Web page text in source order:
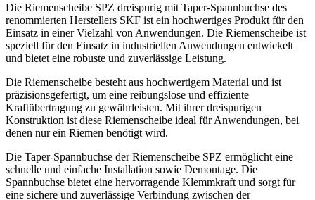
Die Riemenscheibe SPZ dreispurig mit Taper-Spannbuchse des
renommierten Herstellers SKF ist ein hochwertiges Produkt für den
Einsatz in einer Vielzahl von Anwendungen. Die Riemenscheibe ist
speziell für den Einsatz in industriellen Anwendungen entwickelt
und bietet eine robuste und zuverlässige Leistung.
Die Riemenscheibe besteht aus hochwertigem Material und ist
präzisionsgefertigt, um eine reibungslose und effiziente
Kraftübertragung zu gewährleisten. Mit ihrer dreispurigen
Konstruktion ist diese Riemenscheibe ideal für Anwendungen, bei
denen nur ein Riemen benötigt wird.
Die Taper-Spannbuchse der Riemenscheibe SPZ ermöglicht eine
schnelle und einfache Installation sowie Demontage. Die
Spannbuchse bietet eine hervorragende Klemmkraft und sorgt für
eine sichere und zuverlässige Verbindung zwischen der